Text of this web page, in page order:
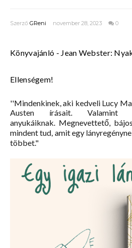
Szerző GReni november 28, 2023 0
Könyvajánló - Jean Webster:
Ellenségem!
''Mindenkinek, aki kedveli Lucy
Austen írásait.
anyukáiknak. Megnevettető,
mindent tud, amit egy
többet."